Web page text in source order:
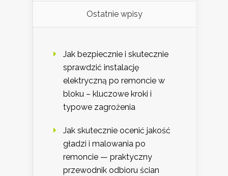
Ostatnie wpisy
Jak bezpiecznie i skutecznie
sprawdzić instalację
elektryczną po remoncie w
bloku – kluczowe kroki i
typowe zagrożenia
Jak skutecznie ocenić jakość
gładzi i malowania po
remoncie — praktyczny
przewodnik odbioru ścian